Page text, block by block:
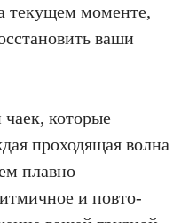
текущем моменте,
ваши
которые
проходящая волна
плавно
и повто­